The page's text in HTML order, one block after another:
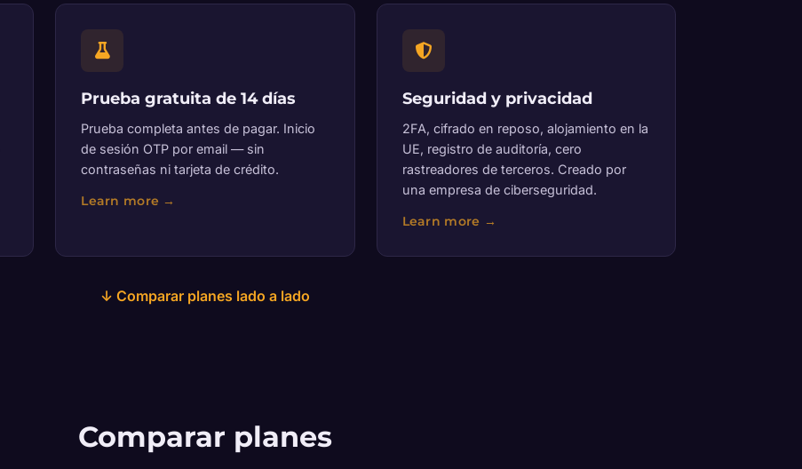
Prueba gratuita de 14 días
Prueba completa antes de pagar. Inicio
de sesión OTP por email — sin
contraseñas ni tarjeta de crédito.
Seguridad y privacidad
2FA, cifrado en reposo, alojamiento en la
UE, registro de auditoría, cero
rastreadores de terceros. Creado por
una empresa de ciberseguridad.
↓ Comparar planes lado a lado
Comparar planes